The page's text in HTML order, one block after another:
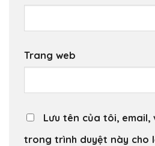
Trang web
Lưu tên của tôi,
trong trình duyệt này cho